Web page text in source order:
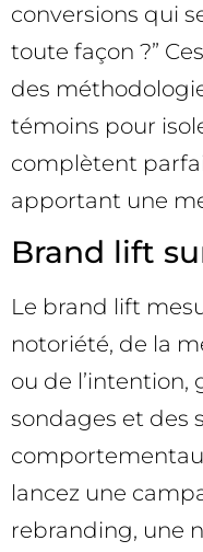
conversions qui
toute façon ?”
des
témoins pour
complètent
apportant une
Brand lift
Le brand lift
notoriété, de la
ou de l’intention,
sondages et des
lancez une
rebranding, une